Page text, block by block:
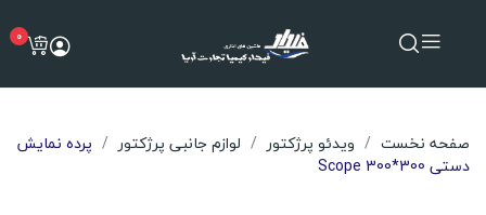
0
صفحه نخست ویدئو پرژکتور لوازم جانبی پرژکتور
پرده نمایش
دستی Scope 300*300